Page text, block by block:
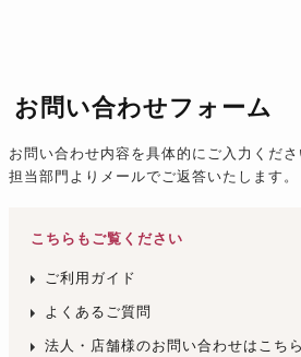
お問い合わせフォーム
お問い合わせ内容を具体的にご入力くださ
担当部門よりメールでご返答いたします。
こちらもご覧ください
ご利用ガイド
よくあるご質問
法人・店舗様のお問い合わせはこち